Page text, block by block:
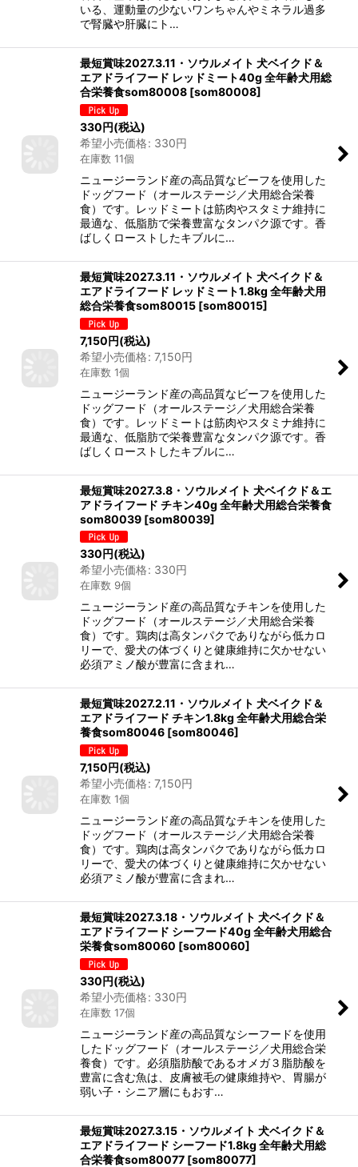
いる、運動量の少ないワンちゃんやミネラル過多
で腎臓や肝臓にト…
最短賞味2027.3.11・ソウルメイト 犬ベイクド＆
エアドライフード レッドミート40g 全年齢犬用総
合栄養食som80008 [som80008]
330円(税込)
希望小売価格: 330円
在庫数 11個
ニュージーランド産の高品質なビーフを使用した
ドッグフード（オールステージ／犬用総合栄養
食）です。レッドミートは筋肉やスタミナ維持に
最適な、低脂肪で栄養豊富なタンパク源です。香
ばしくローストしたキブルに…
最短賞味2027.3.11・ソウルメイト 犬ベイクド＆
エアドライフード レッドミート1.8kg 全年齢犬用
総合栄養食som80015 [som80015]
7,150円(税込)
希望小売価格: 7,150円
在庫数 1個
ニュージーランド産の高品質なビーフを使用した
ドッグフード（オールステージ／犬用総合栄養
食）です。レッドミートは筋肉やスタミナ維持に
最適な、低脂肪で栄養豊富なタンパク源です。香
ばしくローストしたキブルに…
最短賞味2027.3.8・ソウルメイト 犬ベイクド＆エ
アドライフード チキン40g 全年齢犬用総合栄養食
som80039 [som80039]
330円(税込)
希望小売価格: 330円
在庫数 9個
ニュージーランド産の高品質なチキンを使用した
ドッグフード（オールステージ／犬用総合栄養
食）です。鶏肉は高タンパクでありながら低カロ
リーで、愛犬の体づくりと健康維持に欠かせない
必須アミノ酸が豊富に含まれ…
最短賞味2027.2.11・ソウルメイト 犬ベイクド＆
エアドライフード チキン1.8kg 全年齢犬用総合栄
養食som80046 [som80046]
7,150円(税込)
希望小売価格: 7,150円
在庫数 1個
ニュージーランド産の高品質なチキンを使用した
ドッグフード（オールステージ／犬用総合栄養
食）です。鶏肉は高タンパクでありながら低カロ
リーで、愛犬の体づくりと健康維持に欠かせない
必須アミノ酸が豊富に含まれ…
最短賞味2027.3.18・ソウルメイト 犬ベイクド＆
エアドライフード シーフード40g 全年齢犬用総合
栄養食som80060 [som80060]
330円(税込)
希望小売価格: 330円
在庫数 17個
ニュージーランド産の高品質なシーフードを使用
したドッグフード（オールステージ／犬用総合栄
養食）です。必須脂肪酸であるオメガ３脂肪酸を
豊富に含む魚は、皮膚被毛の健康維持や、胃腸が
弱い子・シニア層にもおす…
最短賞味2027.3.15・ソウルメイト 犬ベイクド＆
エアドライフード シーフード1.8kg 全年齢犬用総
合栄養食som80077 [som80077]